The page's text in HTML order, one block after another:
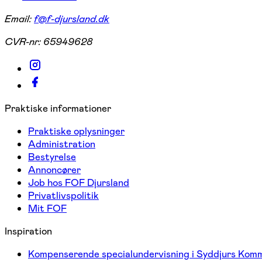
Email:f@f-djursland.dk
CVR-nr: 65949628
Praktiske informationer
Praktiske oplysninger
Administration
Bestyrelse
Annoncører
Job hos FOF Djursland
Privatlivspolitik
Mit FOF
Inspiration
Kompenserende specialundervisning i Syddjurs